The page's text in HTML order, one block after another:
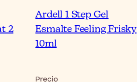
2
Ardell 1 Step Gel
Esmalte Feeling Frisky
10ml
Precio